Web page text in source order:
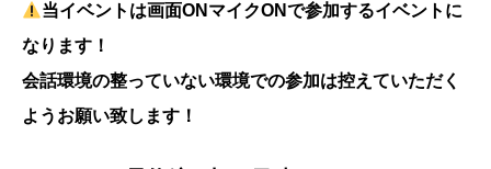
当イベントは画面ONマイクONで参加するイベントに
なります！
会話環境の整っていない環境での参加は控えていただく
ようお願い致します！